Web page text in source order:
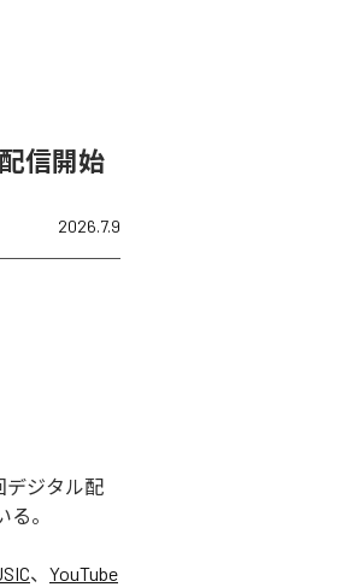
信開始
2026.7.9
デジタル配
。
、 YouTube